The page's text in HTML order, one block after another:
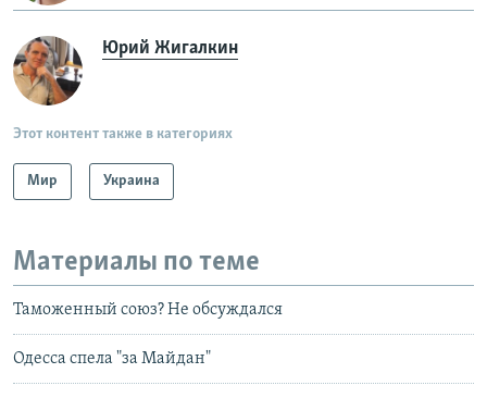
Юрий Жигалкин
Этот контент также в категориях
Мир Украина
Материалы по теме
Таможенный союз? Не обсуждался
Одесса спела "за Майдан"